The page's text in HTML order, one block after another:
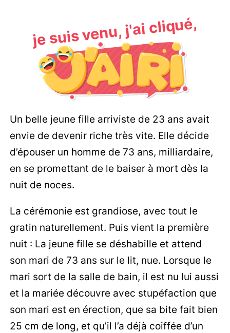
je suis venu, j'ai cliqué,
Un belle jeune fille arriviste de 23 ans avait
envie de devenir riche très vite. Elle décide
d’épouser un homme de 73 ans, milliardaire,
en se promettant de le baiser à mort dès la
nuit de noces.
La cérémonie est grandiose, avec tout le
gratin naturellement. Puis vient la première
nuit : La jeune fille se déshabille et attend
son mari de 73 ans sur le lit, nue. Lorsque le
mari sort de la salle de bain, il est nu lui aussi
et la mariée découvre avec stupéfaction que
son mari est en érection, que sa bite fait bien
25 cm de long, et qu’il l’a déjà coiffée d’un